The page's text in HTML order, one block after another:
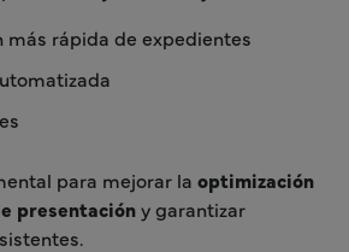
más rápida de expedientes
para mejorar la optimización
presentacióny garantizar